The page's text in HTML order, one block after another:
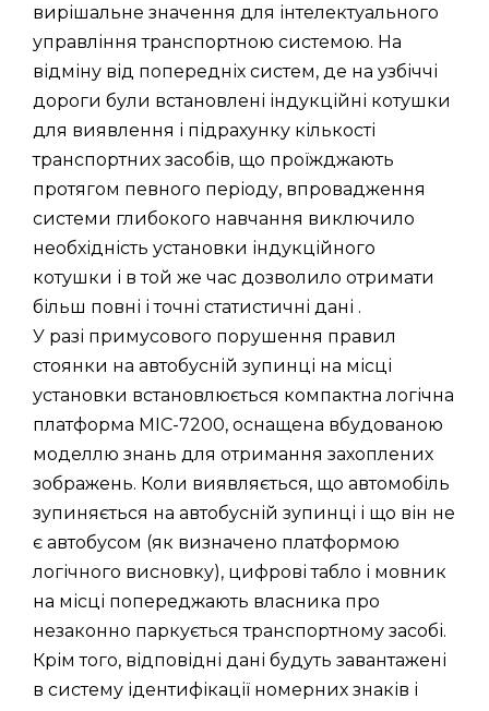
вирішальне значення для інтелектуального
управління транспортною системою. На
відміну від попередніх систем, де на узбіччі
дороги були встановлені індукційні котушки
для виявлення і підрахунку кількості
транспортних засобів, що проїжджають
протягом певного періоду, впровадження
системи глибокого навчання виключило
необхідність установки індукційного
котушки і в той же час дозволило отримати
більш повні і точні статистичні дані .
У разі примусового порушення правил
стоянки на автобусній зупинці на місці
установки встановлюється компактна логічна
платформа MIC-7200, оснащена вбудованою
моделлю знань для отримання захоплених
зображень. Коли виявляється, що автомобіль
зупиняється на автобусній зупинці і що він не
є автобусом (як визначено платформою
логічного висновку), цифрові табло і мовник
на місці попереджають власника про
незаконно паркується транспортному засобі.
Крім того, відповідні дані будуть завантажені
в систему ідентифікації номерних знаків і